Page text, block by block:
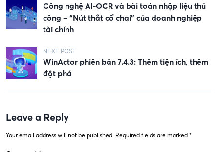
o
s
n
a
g
a
Công nghệ AI-OCR và bài toán nhập liệu thủ
công – “Nút thắt cổ chai” của doanh nghiệp
tài chính
NEXT POST
WinActor phiên bản 7.4.3: Thêm tiện ích, thêm
đột phá
Leave a Reply
Your email address will not be published. Required fields are marked *